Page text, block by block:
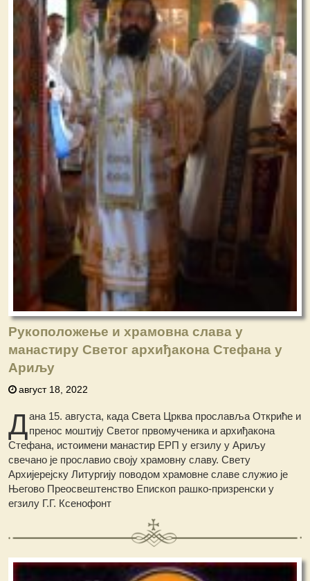
Рукоположење и храмовна слава у
манастиру Светог архиђакона Стефана у
Ариљу
август 18, 2022
Дана 15. августа, када Света Црква прославља Откриће и
пренос моштију Светог првомученика и архиђакона
Стефана, истоимени манастир ЕРП у егзилу у Ариљу
свечано је прославио своју храмовну славу. Свету
Архијерејску Литургију поводом храмовне славе служио је
Његово Преосвештенство Епископ рашко-призренски у
егзилу Г.Г. Ксенофонт